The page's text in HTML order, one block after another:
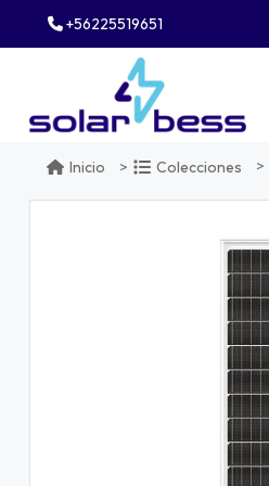
+56225519651
Inicio Colecciones